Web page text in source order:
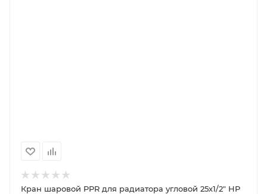
Кран шаровой PPR для радиатора угловой 25х1/2" НР